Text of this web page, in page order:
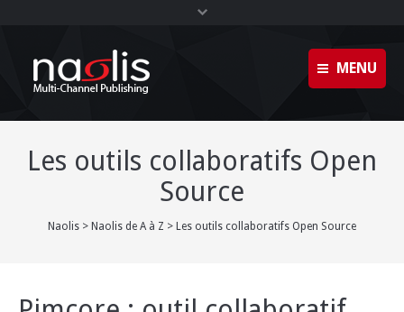
MENU
Solutions
Formations
Glossaire
Plan du site
Les outils collaboratifs Open
Source
Naolis > Naolis de A à Z > Les outils collaboratifs Open Source